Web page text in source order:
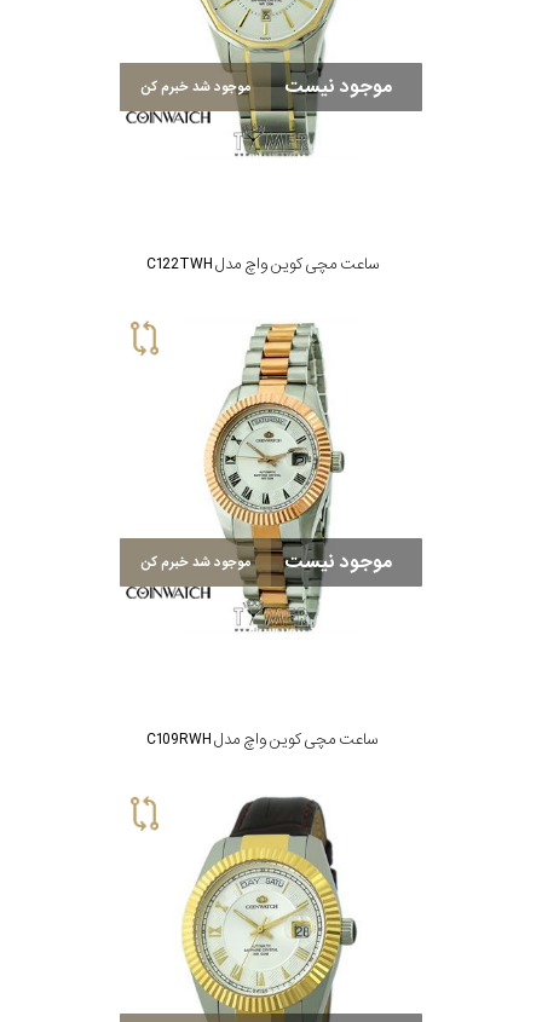
موجود نیست موجود شد خبرم کن
ساعت مچی کوین واچ مدل C122TWH
موجود نیست موجود شد خبرم کن
ساعت مچی کوین واچ مدل C109RWH